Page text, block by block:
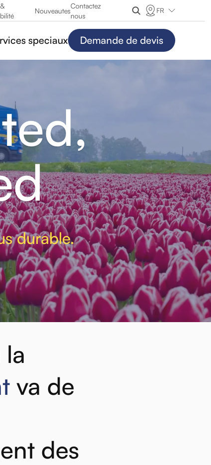
Nouveautes
Contactez
nous
FR
speciaux Demande de devis
durable.
la
va de
des